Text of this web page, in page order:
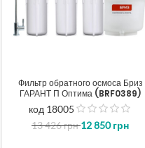
Фильтр обратного осмоса Бриз
ГАРАНТ П Оптима (BRF0389)
код 18005
13 426грн 12 850грн